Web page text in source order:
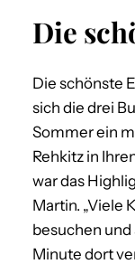
Die
Die schönste
sich die drei
Sommer ein
Rehkitz in
war das
Martin. „Viele
besuchen und
Minute dort